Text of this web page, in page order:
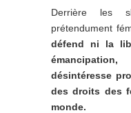
Derrière les
prétendument
défend ni la
désintéresse
des droits des
monde.